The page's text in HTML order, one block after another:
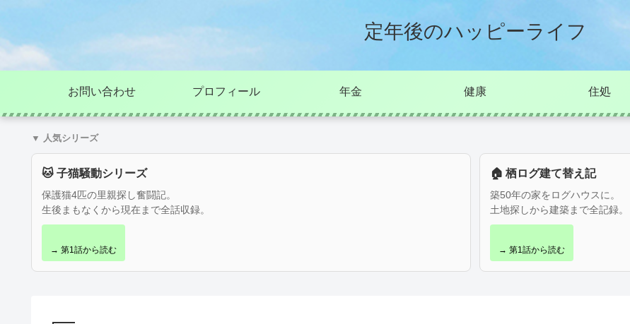
定年後のハッピーライフ
お問い合わせ プロフィール 年金 健康 住処
▼ 人気シリーズ
🐱 子猫騒動シリーズ
保護猫4匹の里親探し奮闘記。
生後まもなくから現在まで全話収録。
→ 第1話から読む
🏠 栖ログ建て替え記
築50年の家をログハウスに。
土地探しから建築まで全記録。
→ 第1話から読む